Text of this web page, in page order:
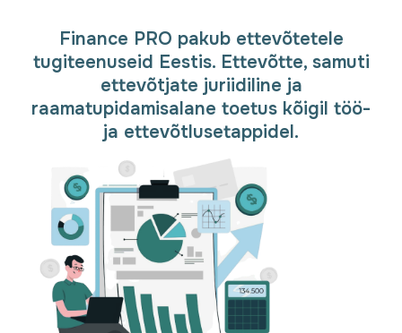
Finance PRO pakub ettevõtetele
tugiteenuseid Eestis. Ettevõtte, samuti
ettevõtjate juriidiline ja
raamatupidamisalane toetus kõigil töö-
ja ettevõtlusetappidel.